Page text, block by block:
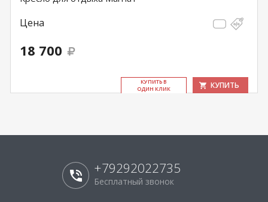
Цена
18 700
КУ­ПИТЬ В
ОДИН КЛИК
КУПИТЬ
+79292022735
Бесплатный звонок